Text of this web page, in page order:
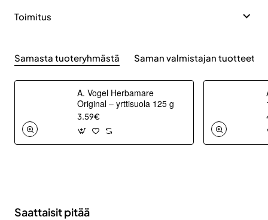
Toimitus
Samasta tuoteryhmästä Saman valmistajan tuotteet
A. Vogel Herbamare
Original – yrttisuola 125 g
3.59€
Saattaisit pitää